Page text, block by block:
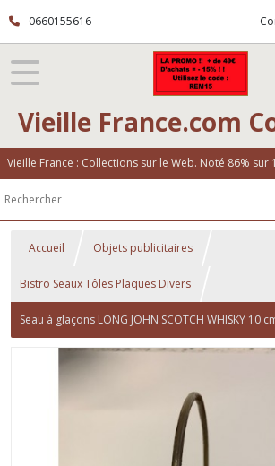
0660155616
Vieille France.com
Accueil Objets publicitaires
Bistro Seaux Tôles Plaques Divers
Seau à glaçons LONG JOHN SCOTCH WHISKY 10